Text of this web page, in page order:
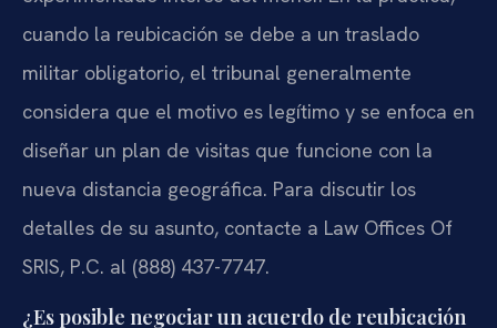
cuando la reubicación se debe a un traslado
militar obligatorio, el tribunal generalmente
considera que el motivo es legítimo y se enfoca en
diseñar un plan de visitas que funcione con la
nueva distancia geográfica. Para discutir los
detalles de su asunto, contacte a Law Offices Of
SRIS, P.C. al (888) 437-7747.
¿Es posible negociar un acuerdo de reubicación